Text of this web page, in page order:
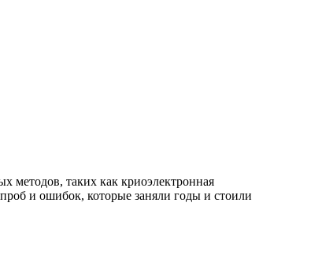
методов, таких как криоэлектронная
и ошибок, которые заняли годы и стоили